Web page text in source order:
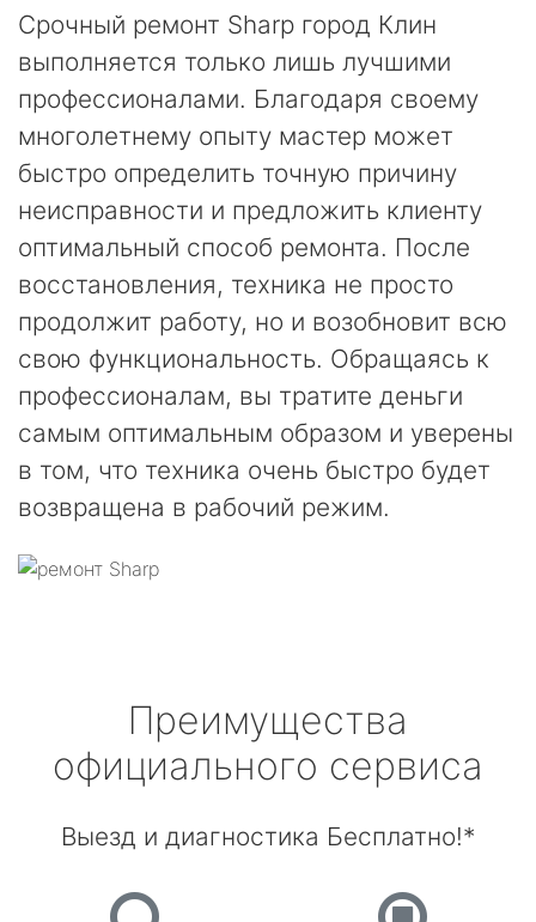
Срочный ремонт Sharp город Клин
выполняется только лишь лучшими
профессионалами. Благодаря своему
многолетнему опыту мастер может
быстро определить точную причину
неисправности и предложить клиенту
оптимальный способ ремонта. После
восстановления, техника не просто
продолжит работу, но и возобновит всю
свою функциональность. Обращаясь к
профессионалам, вы тратите деньги
самым оптимальным образом и уверены
в том, что техника очень быстро будет
возвращена в рабочий режим.
Преимущества
официального сервиса
Выезд и диагностика Бесплатно!*